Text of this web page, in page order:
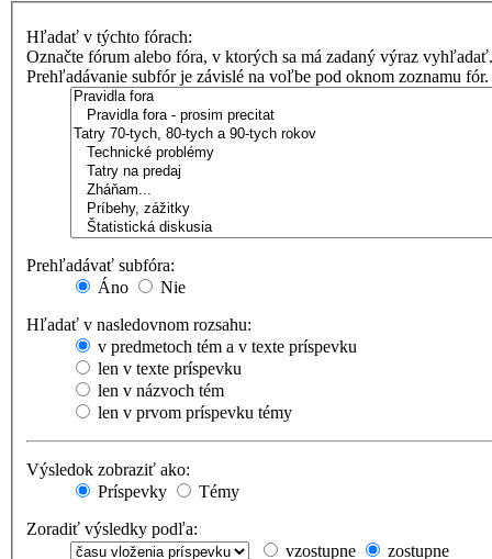
Hľadať v týchto fórach:
Označte fórum alebo fóra, v ktorých sa má zadaný výraz vyhľadať.
Prehľadávanie subfór je závislé na voľbe pod oknom zoznamu fór.
Prehľadávať subfóra:
Áno
Nie
Hľadať v nasledovnom rozsahu:
v predmetoch tém a v texte príspevku
len v texte príspevku
len v názvoch tém
len v prvom príspevku témy
Výsledok zobraziť ako:
Príspevky
Témy
Zoradiť výsledky podľa:
vzostupne
zostupne